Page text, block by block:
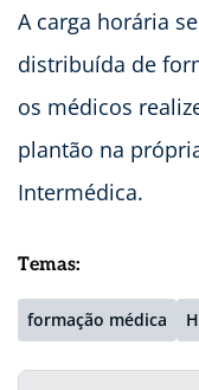
A carga horária
distribuída de
os médicos
plantão na
Intermédica.
Temas:
formação médica